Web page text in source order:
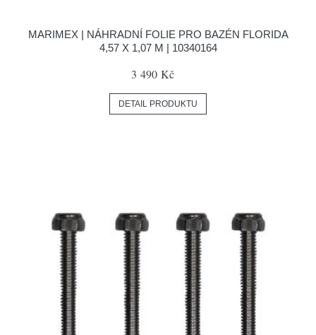
MARIMEX | NÁHRADNÍ FOLIE PRO BAZÉN FLORIDA
4,57 X 1,07 M | 10340164
3 490 Kč
DETAIL PRODUKTU